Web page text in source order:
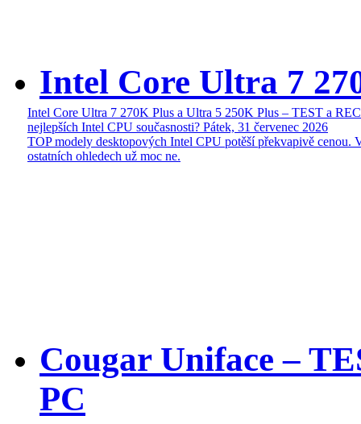
Intel Core Ultra 7
Intel Core Ultra 7 270K Plus a Ultra 5 250K Plus – TEST a
nejlepších Intel CPU současnosti? Pátek, 31 červenec 2026
TOP modely desktopových Intel CPU potěší překvapivě cenou.
ostatních ohledech už moc ne.
Cougar Uniface –
PC